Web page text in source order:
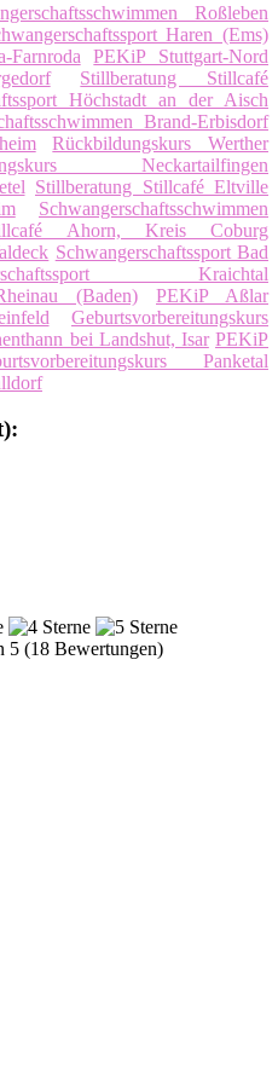
Roßleben
Haren (Ems)
Farnroda
PEKiP Stuttgart-Nord
Stillberatung Stillcafé
Höchstadt an der Aisch
Brand-Erbisdorf
Rückbildungskurs Werther
Neckartailfingen
Stillberatung Stillcafé Eltville
Schwangerschaftsschwimmen
Ahorn, Kreis Coburg
Schwangerschaftssport Bad
Kraichtal
(Baden)
PEKiP Aßlar
Geburtsvorbereitungskurs
bei Landshut, Isar PEKiP
Panketal
5 (18 Bewertungen)